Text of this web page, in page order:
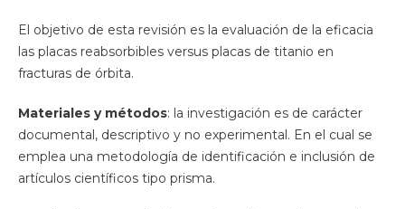
El objetivo de esta revisión es la evaluación de la eficacia
las placas reabsorbibles versus placas de titanio en
fracturas de órbita.
Materiales y métodos: la investigación es de carácter
documental, descriptivo y no experimental. En el cual se
emplea una metodología de identificación e inclusión de
artículos científicos tipo prisma.